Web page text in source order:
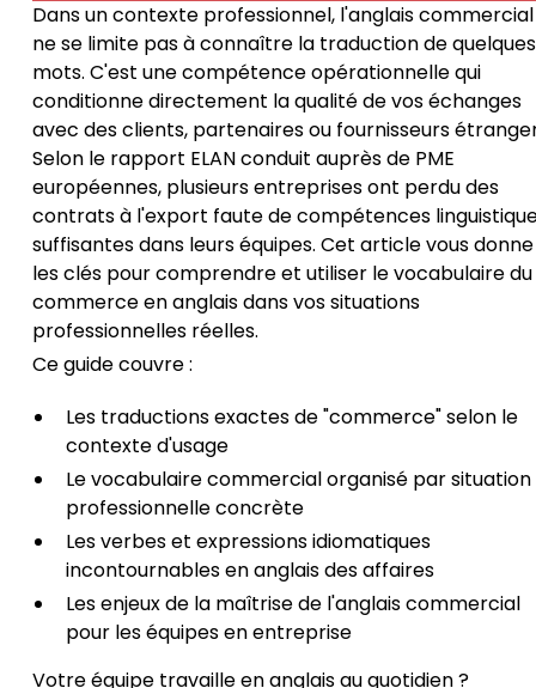
Dans un contexte professionnel, l'anglais commercial
ne se limite pas à connaître la traduction de quelques
mots. C'est une compétence opérationnelle qui
conditionne directement la qualité de vos échanges
avec des clients, partenaires ou fournisseurs
Selon le rapport ELAN conduit auprès de PME
européennes, plusieurs entreprises ont perdu des
contrats à l'export faute de compétences
suffisantes dans leurs équipes. Cet article vous donne
les clés pour comprendre et utiliser le vocabulaire du
commerce en anglais dans vos situations
professionnelles réelles.
Ce guide couvre :
Les traductions exactes de "commerce" selon le
contexte d'usage
Le vocabulaire commercial organisé par situation
professionnelle concrète
Les verbes et expressions idiomatiques
incontournables en anglais des affaires
Les enjeux de la maîtrise de l'anglais commercial
pour les équipes en entreprise
Votre équipe travaille en anglais au quotidien ?